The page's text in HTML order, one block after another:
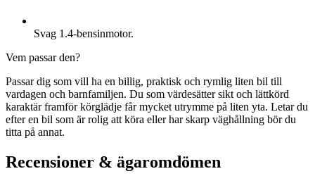
Svag 1.4-bensinmotor.
Vem passar den?
Passar dig som vill ha en billig, praktisk och rymlig liten bil till
vardagen och barnfamiljen. Du som värdesätter sikt och lättkörd
karaktär framför körglädje får mycket utrymme på liten yta. Letar du
efter en bil som är rolig att köra eller har skarp väghållning bör du
titta på annat.
Recensioner & ägaromdömen